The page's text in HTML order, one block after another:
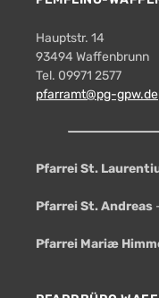
Hauptstr. 14
93494 Waffenbrunn
Tel. 09971 2577
pfarramt@pg-gpw.de
Pfarrei St.
Pfarrei St. Andreas
Pfarrei Mariæ